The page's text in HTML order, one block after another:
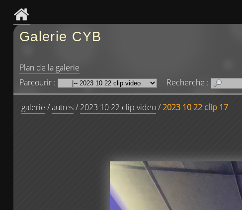
Galerie CYB
Plan de la galerie
Parcourir :
Recherche :
galerie /autres/ 2023 10 22 clip video/ 2023 10 22 clip 17